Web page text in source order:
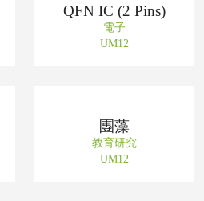
QFN IC (2 Pins)
電子
UM12
團藻
教育研究
UM12